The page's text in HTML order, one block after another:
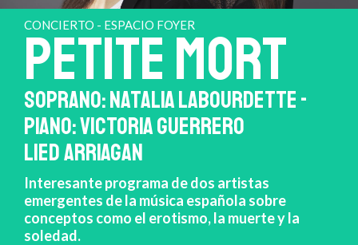
CONCIERTO - ESPACIO FOYER
PETITE MORT
SOPRANO: NATALIA LABOURDETTE -
PIANO: VICTORIA GUERRERO
LIED ARRIAGAN
Interesante programa de dos artistas
emergentes de la música española sobre
conceptos como el erotismo, la muerte y la
soledad.